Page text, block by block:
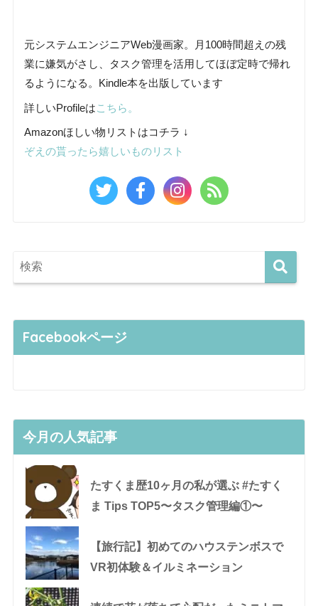
元システムエンジニアWeb漫画家。月100時間超えの残
業に嫌気がさし、タスク管理を活用してほぼ定時で帰れ
るようになる。Kindle本を出版しています
詳しいProfileはこちら。
Amazonほしい物リストはコチラ ↓
ぞえの貰ったら嬉しいものリスト
Facebookページ
今月の人気記事
たすくま歴10ヶ月の私が選ぶ #たすく
ま Tips TOP5〜タスク管理編①〜
【旅行記】初めてのハウステンボスで
VR初体験＆イルミネーション